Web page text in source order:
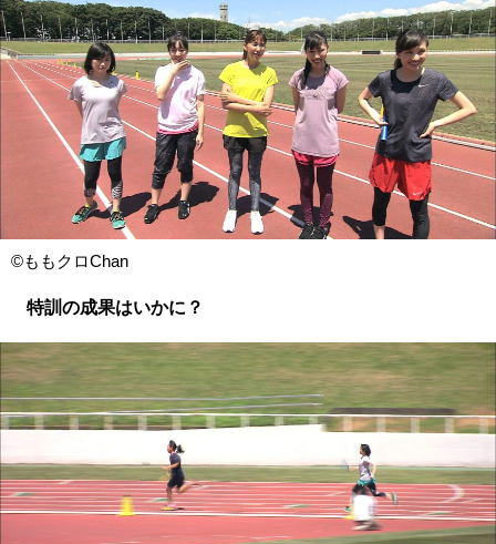
©ももクロChan
特訓の成果はいかに？